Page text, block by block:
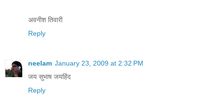
अवनीश तिवारी
Reply
neelam January 23, 2009 at 2:32 PM
जय सुभाष जयहिंद
Reply